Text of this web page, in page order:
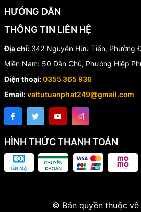
✔️ Sản phẩm chính hãng 100%
✔️ Bảo hành uy tín
✔️ Giao hàng toàn quốc
✔️ Tư vấn kỹ thuật miễn phí
Hotline/Zalo: 0355 365 936
📦 Giao hàng toàn quốc – hỗ
HƯỚNG DẪN
THÔNG TIN LIÊN HỆ
Địa chỉ: 342 Nguyễn Hữu Tiến, Phường
Miền Nam: 50 Dân Chủ, Phường Hiệp
Điện thoại:0355 365 936
Email:vattutuanphat249@gmail.com
HÌNH THỨC THANH TOÁN
© Bản quyền thuộc về